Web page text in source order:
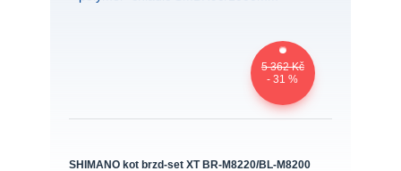
5 362 Kč
- 31 %
SHIMANO kot brzd-set XT BR-M8220/BL-M8200